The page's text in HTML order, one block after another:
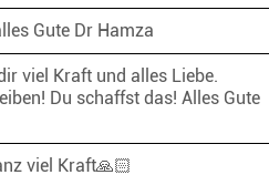
Gute Dr Hamza
viel Kraft und alles Liebe.
Du schaffst das! Alles Gute
viel Kraft🙏🏻